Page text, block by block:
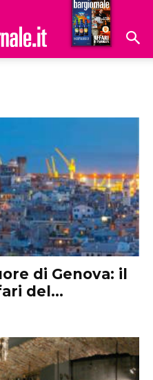
Hoteldomani
di Genova: il
del...